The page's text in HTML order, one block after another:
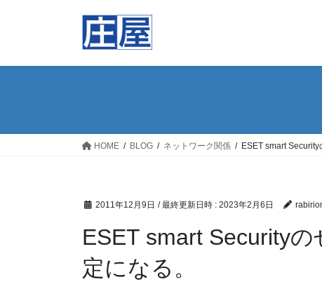
HOME BLOG ネットワーク関係 ESET smart Security
2011年12月9日 / 最終更新日時 : 2023年2月6日
ESET smart Security
定になる。